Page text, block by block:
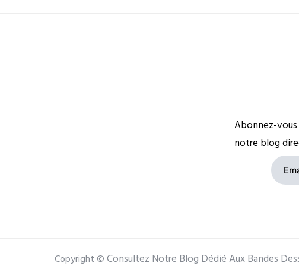
Abonnez-
notre blog
Copyright ©Consultez Notre Blog Dédié Aux Bandes